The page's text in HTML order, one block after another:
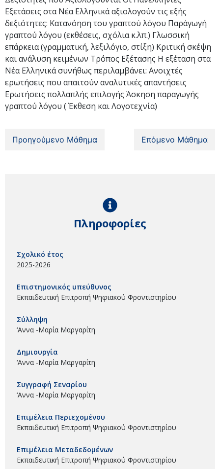
Εξετάσεις στα Νέα Ελληνικά αξιολογούν τις εξής
δεξιότητες: Κατανόηση του γραπτού λόγου Παράγωγή
γραπτού λόγου (εκθέσεις, σχόλια κ.λπ.) Γλωσσική
επάρκεια (γραμματική, λεξιλόγιο, στίξη) Κριτική σκέψη
και ανάλυση κειμένων Τρόπος Εξέτασης Η εξέταση στα
Νέα Ελληνικά συνήθως περιλαμβάνει: Ανοιχτές
ερωτήσεις που απαιτούν αναλυτικές απαντήσεις
Ερωτήσεις πολλαπλής επιλογής Άσκηση παραγωγής
γραπτού λόγου ( Έκθεση και Λογοτεχνία)
Προηγούμενο Μάθημα Επόμενο Μάθημα
Πληροφορίες
Σχολικό έτος
2025-2026
Επιστημονικός υπεύθυνος
Εκπαιδευτική Επιτροπή Ψηφιακού Φροντιστηρίου
Σύλληψη
‘Αννα -Μαρία Μαργαρίτη
Δημιουργία
‘Αννα -Μαρία Μαργαρίτη
Συγγραφή Σεναρίου
‘Αννα -Μαρία Μαργαρίτη
Επιμέλεια Περιεχομένου
Εκπαιδευτική Επιτροπή Ψηφιακού Φροντιστηρίου
Επιμέλεια Μεταδεδομένων
Εκπαιδευτική Επιτροπή Ψηφιακού Φροντιστηρίου